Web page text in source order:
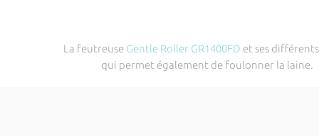
La feutreuse Gentle Roller GR1400FD et ses
qui permet également de foulonner la laine.